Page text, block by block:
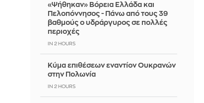
«Ψήθηκαν» Βόρεια Ελλάδα και
Πελοπόννησος - Πάνω από τους 39
βαθμούς ο υδράργυρος σε πολλές
περιοχές
IN 2 HOURS
Κύμα επιθέσεων εναντίον Ουκρανών
στην Πολωνία
IN 2 HOURS